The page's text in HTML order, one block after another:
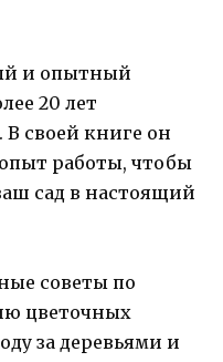
и опытный
20 лет
В своей книге он
работы, чтобы
сад в настоящий
советы по
цветочных
за деревьями и